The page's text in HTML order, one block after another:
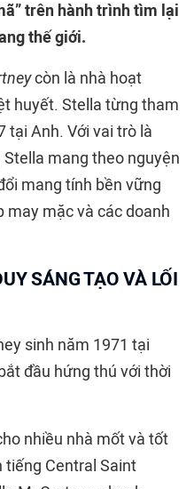
trên hành trình tìm lại
thế giới.
còn là nhà hoạt
huyết. Stella từng tham
tại Anh. Với vai trò là
mang theo nguyện
mang tính bền vững
may mặc và các doanh
SÁNG TẠO VÀ LỐI
sinh năm 1971 tại
đầu hứng thú với thời
nhiều nhà mốt và tốt
tiếng Central Saint